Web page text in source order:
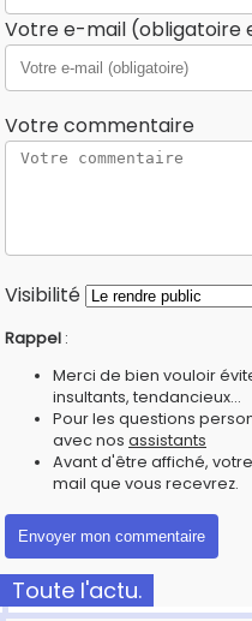
Votre e-mail (obligatoire
Votre commentaire
Visibilité
Rappel :
Merci de bien vouloir
insultants, tendancieux...
Pour les questions
avec nos assistants
Avant d'être affiché,
mail que vous recevrez.
Toute l'actu.